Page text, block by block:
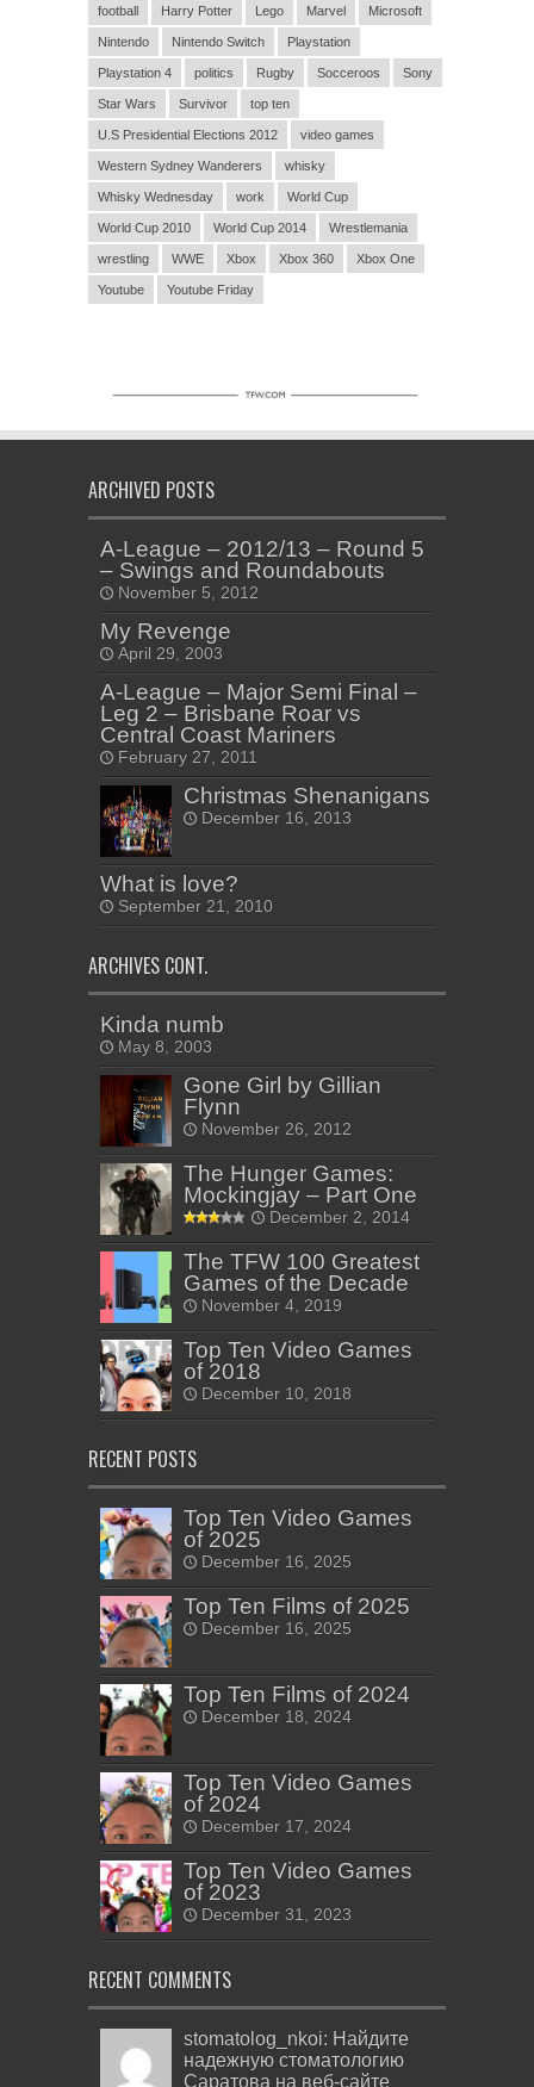
football Harry Potter Lego Marvel Microsoft
Nintendo Nintendo Switch Playstation
Playstation 4 politics Rugby Socceroos Sony
Star Wars Survivor top ten
U.S Presidential Elections 2012 video games
Western Sydney Wanderers whisky
Whisky Wednesday work World Cup
World Cup 2010 World Cup 2014 Wrestlemania
wrestling WWE Xbox Xbox 360 Xbox One
Youtube Youtube Friday
ARCHIVED POSTS
A-League – 2012/13 – Round 5
– Swings and Roundabouts
November 5, 2012
My Revenge
April 29, 2003
A-League – Major Semi Final –
Leg 2 – Brisbane Roar vs
Central Coast Mariners
February 27, 2011
Christmas Shenanigans
December 16, 2013
What is love?
September 21, 2010
ARCHIVES CONT.
Kinda numb
May 8, 2003
Gone Girl by Gillian
Flynn
November 26, 2012
The Hunger Games:
Mockingjay – Part One
December 2, 2014
The TFW 100 Greatest
Games of the Decade
November 4, 2019
Top Ten Video Games
of 2018
December 10, 2018
RECENT POSTS
Top Ten Video Games
of 2025
December 16, 2025
Top Ten Films of 2025
December 16, 2025
Top Ten Films of 2024
December 18, 2024
Top Ten Video Games
of 2024
December 17, 2024
Top Ten Video Games
of 2023
December 31, 2023
RECENT COMMENTS
stomatolog_nkoi: Найдите
надежную стоматологию
Саратова на веб-сайте